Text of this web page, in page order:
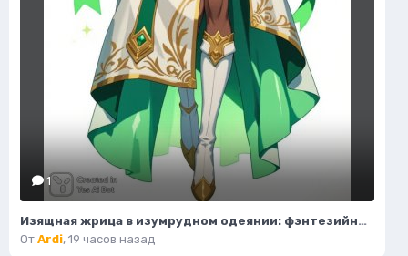
1
Изящная жрица в изумрудном одеянии: фэнтезийный портрет. Картинка из нейронной сети Flux.1
От Ardi, 19 часов назад